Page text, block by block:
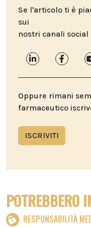
Se l'articolo ti è
sui
nostri canali social
Oppure rimani
farmaceutico
ISCRIVITI
POTREBBERO
RESPONSABILITÀ